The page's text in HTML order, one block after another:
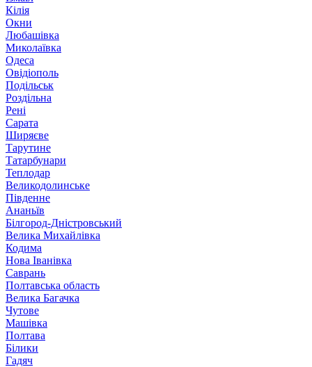
Кілія
Окни
Любашівка
Миколаївка
Одеса
Овідіополь
Подільськ
Роздільна
Рені
Сарата
Ширяєве
Тарутине
Татарбунари
Теплодар
Великодолинське
Південне
Ананьїв
Білгород-Дністровський
Велика Михайлівка
Кодима
Нова Іванівка
Саврань
Полтавська область
Велика Багачка
Чутове
Машівка
Полтава
Білики
Гадяч